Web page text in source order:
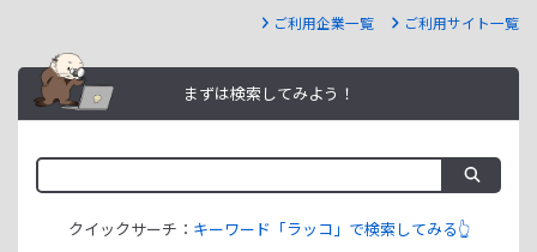
ご利用企業一覧 ご利用サイト一覧
まずは検索してみよう！
クイックサーチ： キーワード「ラッコ」で検索してみる👆